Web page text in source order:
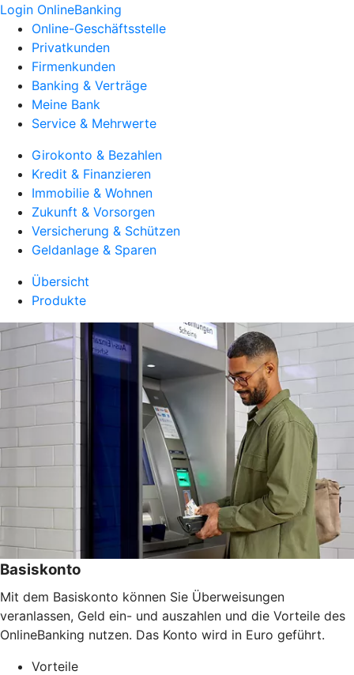
Login OnlineBanking
Online-Geschäftsstelle
Privatkunden
Firmenkunden
Banking & Verträge
Meine Bank
Service & Mehrwerte
Girokonto & Bezahlen
Kredit & Finanzieren
Immobilie & Wohnen
Zukunft & Vorsorgen
Versicherung & Schützen
Geldanlage & Sparen
Übersicht
Produkte
Basiskonto
Mit dem Basiskonto können Sie Überweisungen
veranlassen, Geld ein- und auszahlen und die Vorteile des
OnlineBanking nutzen. Das Konto wird in Euro geführt.
Vorteile